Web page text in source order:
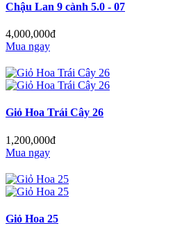
Chậu Lan 9 cành 5.0 - 07
4,000,000đ
Mua ngay
Giỏ Hoa Trái Cây 26
1,200,000đ
Mua ngay
Giỏ Hoa 25